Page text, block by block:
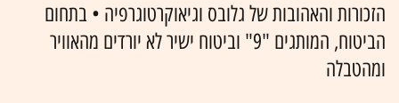
הזכורות והאהובות של גלובס וגיאוקרטוגרפיה • בתחום
הביטוח, המותגים "9" וביטוח ישיר לא יורדים מהאוויר
ומהטבלה